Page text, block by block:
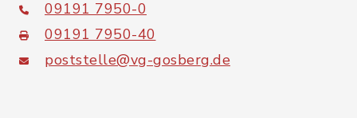
09191 7950-0
09191 7950-40
poststelle@vg-gosberg.de